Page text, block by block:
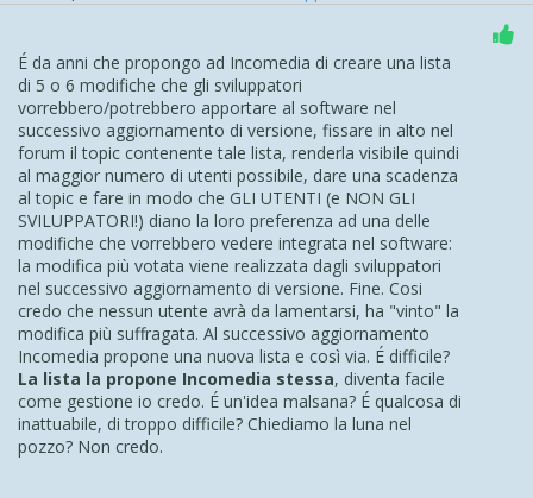
decine di soluzioni con codice extra proposte da te sono
fossi stato tu qui sul Forum a dedicarti anima e corpo nel
proporre "toppe su toppe" agli utenti, come avrebbero
fatto questi ultimi ad ovviare alle limitazioni e/o bug di
Website X5? Ci auguriamo tutti che tu possa avere lunga
vita ed essere presente sempre qui sul Forum... immagina
un po' a cosa si deve arrivare: a pregare perchè un utente
campi il più a lungo possibile!
E ti sembra normale una
cosa del genere?
A me fa sorridere e non poco.
É da anni che propongo ad Incomedia di creare una lista
di 5 o 6 modifiche che gli sviluppatori
vorrebbero/potrebbero apportare al software nel
successivo aggiornamento di versione, fissare in alto nel
forum il topic contenente tale lista, renderla visibile quindi
al maggior numero di utenti possibile, dare una scadenza
al topic e fare in modo che GLI UTENTI (e NON GLI
SVILUPPATORI!) diano la loro preferenza ad una delle
modifiche che vorrebbero vedere integrata nel software:
la modifica più votata viene realizzata dagli sviluppatori
nel successivo aggiornamento di versione. Fine. Cosi
credo che nessun utente avrà da lamentarsi, ha "vinto" la
modifica più suffragata. Al successivo aggiornamento
Incomedia propone una nuova lista e così via. É difficile?
La lista la propone Incomedia stessa, diventa facile
come gestione io credo. É un'idea malsana? É qualcosa di
inattuabile, di troppo difficile? Chiediamo la luna nel
pozzo? Non credo.